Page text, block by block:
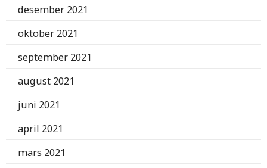
desember 2021
oktober 2021
september 2021
august 2021
juni 2021
april 2021
mars 2021